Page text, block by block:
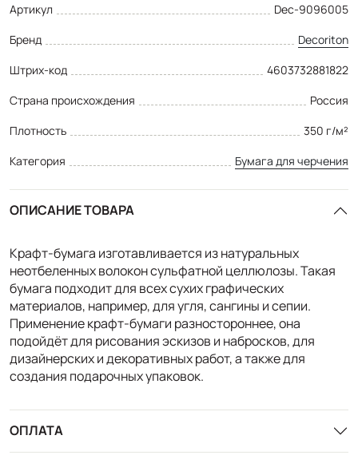
Артикул
Dec-9096005
Бренд
Decoriton
Штрих-код
4603732881822
Страна происхождения
Россия
Плотность
350 г/м²
Категория
Бумага для черчения
ОПИСАНИЕ ТОВАРА
Крафт-бумага изготавливается из натуральных
неотбеленных волокон сульфатной целлюлозы. Такая
бумага подходит для всех сухих графических
материалов, например, для угля, сангины и сепии.
Применение крафт-бумаги разностороннее, она
подойдёт для рисования эскизов и набросков, для
дизайнерских и декоративных работ, а также для
создания подарочных упаковок.
ОПЛАТА